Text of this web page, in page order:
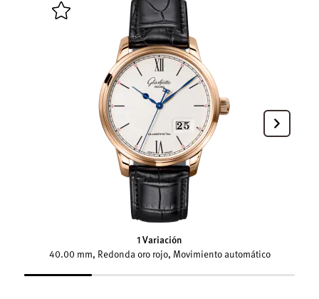
1 Variación
40.00 mm, Redonda oro rojo, Movimiento automático